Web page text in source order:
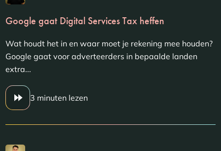
Google gaat Digital Services Tax heffen
Wat houdt het in en waar moet je rekening mee houden?
Google gaat voor adverteerders in bepaalde landen
extra...
3 minuten lezen